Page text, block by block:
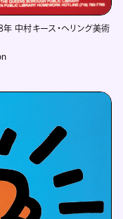
年 中村キース・ヘリング美術